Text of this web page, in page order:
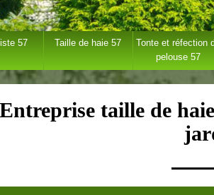
57 Taille de haie 57
Tonte et réfection
pelouse 57
Entreprise taille de